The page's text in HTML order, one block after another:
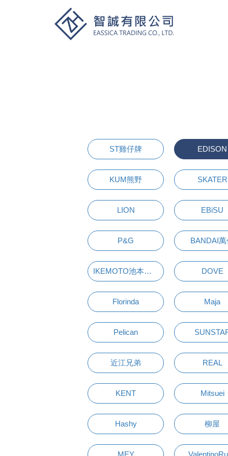
ST雞仔牌 EDISON
KUM熊野 SKATER
LION EBiSU
P&G BANDAI萬
IKEMOTO池本刷子 DOVE
Florinda Maja
Pelican
近江兄弟 REAL
KENT Mitsuei
Hashy 柳屋
MEY